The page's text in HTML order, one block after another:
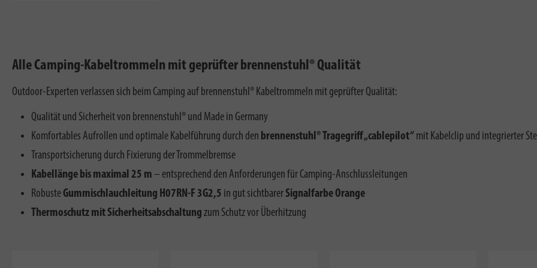
Alle Camping-Kabeltrommeln mit geprüfter brennenstuhl® Qualität
Outdoor-Experten verlassen sich beim Camping auf brennenstuhl® Kabeltrommeln mit geprüfter Qualität:
Qualität und Sicherheit von brennenstuhl® und Made in Germany
Komfortables Aufrollen und optimale Kabelführung durch den brennenstuhl® Tragegriff „cablepilot“ mit Kabelclip und integrierter
Transportsicherung durch Fixierung der Trommelbremse
Kabellänge bis maximal 25 m – entsprechend den Anforderungen für Camping-Anschlussleitungen
RobusteGummischlauchleitung H07RN-F 3G2,5 in gut sichtbarerSignalfarbe Orange
Thermoschutz mit Sicherheitsabschaltung zum Schutz vor Überhitzung